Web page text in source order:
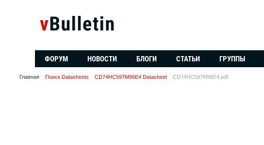
ФОРУМ НОВОСТИ БЛОГИ СТАТЬИ ГРУППЫ
Главная Поиск Datasheets CD74HC597M96E4 Datasheet CD74HC597M96E4.pdf